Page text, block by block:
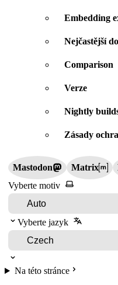
Embedding
Nejčastější
Comparison
Verze
Nightly
Zásady
Mastodon Matrix
Vyberte motiv
Vyberte jazyk
Na této stránce